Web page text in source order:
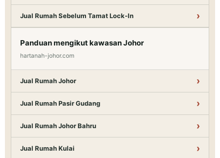
Jual Rumah Sebelum Tamat Lock-In
Panduan mengikut kawasan Johor
hartanah-johor.com
Jual Rumah Johor
Jual Rumah Pasir Gudang
Jual Rumah Johor Bahru
Jual Rumah Kulai